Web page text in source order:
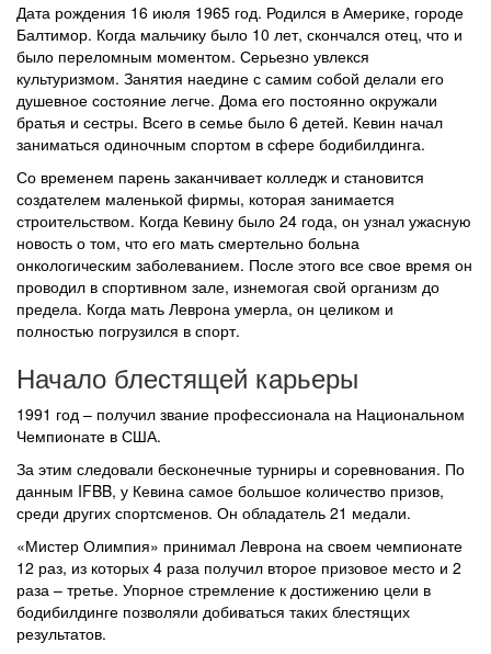
Дата рождения 16 июля 1965 год. Родился в Америке, городе
Балтимор. Когда мальчику было 10 лет, скончался отец, что и
было переломным моментом. Серьезно увлекся
культуризмом. Занятия наедине с самим собой делали его
душевное состояние легче. Дома его постоянно окружали
братья и сестры. Всего в семье было 6 детей. Кевин начал
заниматься одиночным спортом в сфере бодибилдинга.
Со временем парень заканчивает колледж и становится
создателем маленькой фирмы, которая занимается
строительством. Когда Кевину было 24 года, он узнал ужасную
новость о том, что его мать смертельно больна
онкологическим заболеванием. После этого все свое время он
проводил в спортивном зале, изнемогая свой организм до
предела. Когда мать Леврона умерла, он целиком и
полностью погрузился в спорт.
Начало блестящей карьеры
1991 год – получил звание профессионала на Национальном
Чемпионате в США.
За этим следовали бесконечные турниры и соревнования. По
данным IFBB, у Кевина самое большое количество призов,
среди других спортсменов. Он обладатель 21 медали.
«Мистер Олимпия» принимал Леврона на своем чемпионате
12 раз, из которых 4 раза получил второе призовое место и 2
раза – третье. Упорное стремление к достижению цели в
бодибилдинге позволяли добиваться таких блестящих
результатов.